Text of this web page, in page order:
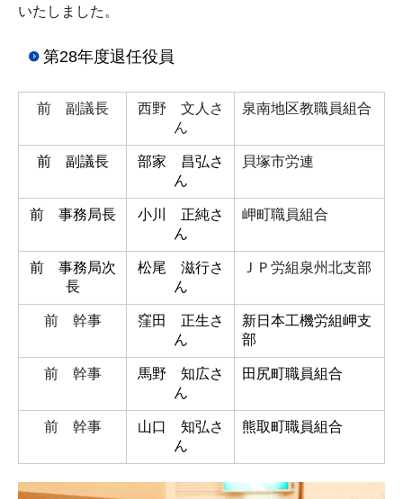
いたしました。
第28年度退任役員
前 副議長
西野 文人さ
ん
泉南地区教職員組合
前 副議長
部家 昌弘さ
ん
貝塚市労連
前 事務局長
小川 正純さ
ん
岬町職員組合
前 事務局次
長
松尾 滋行さ
ん
ＪＰ労組泉州北支部
前 幹事
窪田 正生さ
ん
新日本工機労組岬支
部
前 幹事
馬野 知広さ
ん
田尻町職員組合
前 幹事
山口 知弘さ
ん
熊取町職員組合